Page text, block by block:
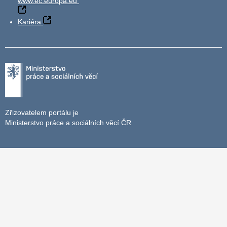
Kariéra
Zřizovatelem portálu je
Ministerstvo práce a sociálních věcí ČR